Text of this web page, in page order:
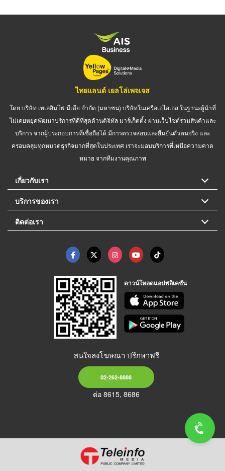
ไทยแลนด์ เยลโล่เพจเจส
โดย บริษัท เทเลอินโฟ มีเดีย จำกัด (มหาชน) บริษัทในเครือเอไอเอส ในฐานะผู้นำที่
ไม่เคยหยุดพัฒนาบริการที่ดีที่สุดด้านดิจิทัล มาร์เก็ตติ้ง ผ่านเว็บไซต์รวมสินค้าและ
บริการ จากผู้ประกอบการที่เชื่อถือได้ มีการตรวจสอบและยืนยันตัวตนจริง และ
ครอบคลุมทุกหมวดธุรกิจมากที่สุดในประเทศ เราจะมอบบริการที่เหนือความคาด
หมาย จากทีมงานคุณภาพ
เกี่ยวกับเรา
บริการของเรา
ติดต่อเรา
ดาวน์โหลดแอปพลิเคชัน
สนใจลงโฆษณา ปรึกษาฟรี
02-262-8888
ต่อ 8615, 8686